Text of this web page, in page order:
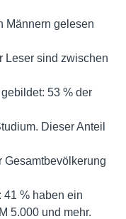
Männern gelesen
Leser sind zwischen
53 % der
Dieser Anteil
Gesamtbevölkerung
41 % haben ein
5.000 und mehr.